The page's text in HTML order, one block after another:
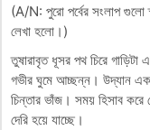
(A/N: পুরো পর্বের সংলাপ গুলো
লেখা হলো।)
তুষারাবৃত ধূসর পথ চিরে গাড়িটা
গভীর ঘুমে আচ্ছন্ন। উদ্যান
চিন্তার ভাঁজ। সময় হিসাব
দেরি হয়ে যাচ্ছে।